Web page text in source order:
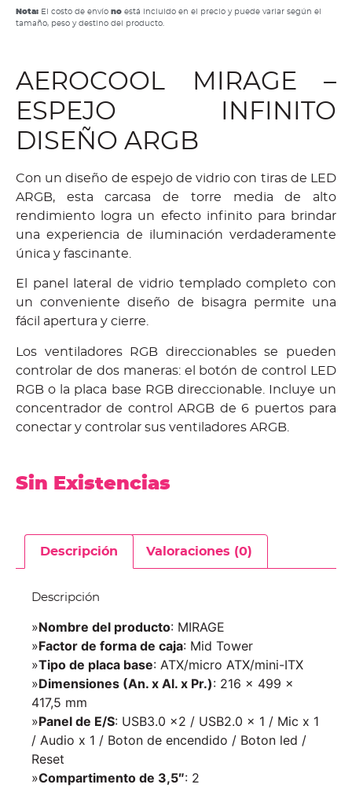
Nota: El costo de envío no está incluido en el precio y puede variar según el
tamaño, peso y destino del producto.
AEROCOOL MIRAGE –
ESPEJO INFINITO
DISEÑO ARGB
Con un diseño de espejo de vidrio con tiras de LED
ARGB, esta carcasa de torre media de alto
rendimiento logra un efecto infinito para brindar
una experiencia de iluminación verdaderamente
única y fascinante.
El panel lateral de vidrio templado completo con
un conveniente diseño de bisagra permite una
fácil apertura y cierre.
Los ventiladores RGB direccionables se pueden
controlar de dos maneras: el botón de control LED
RGB o la placa base RGB direccionable. Incluye un
concentrador de control ARGB de 6 puertos para
conectar y controlar sus ventiladores ARGB.
Sin Existencias
Descripción Valoraciones (0)
Descripción
»Nombre del producto: MIRAGE
»Factor de forma de caja: Mid Tower
»Tipo de placa base: ATX/micro ATX/mini-ITX
»Dimensiones (An. x Al. x Pr.): 216 x 499 x
417,5 mm
»Panel de E/S: USB3.0 x2 / USB2.0 x 1 / Mic x 1
/ Audio x 1 / Boton de encendido / Boton led /
Reset
»Compartimento de 3,5″: 2